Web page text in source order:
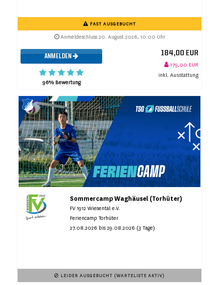
FAST AUSGEBUCHT
Anmeldeschluss 20. August 2026, 10:00 Uhr
ANMELDEN
96% Bewertung
184,00 EUR
179,00 EUR
inkl. Ausstattung
Sommercamp Waghäusel (Torhüter)
FV 1912 Wiesental e.V.
Feriencamp Torhüter
27.08.2026 bis 29.08.2026 (3 Tage)
LEIDER AUSGEBUCHT (WARTELISTE AKTIV)